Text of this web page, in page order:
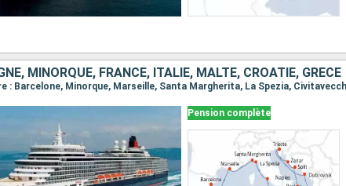
MINORQUE, FRANCE, ITALIE, MALTE, CROATIE, GRÈCE
Pension complète